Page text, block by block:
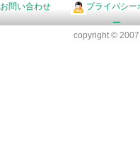
お問い合わせ
プライバシー
ー
copyright ©